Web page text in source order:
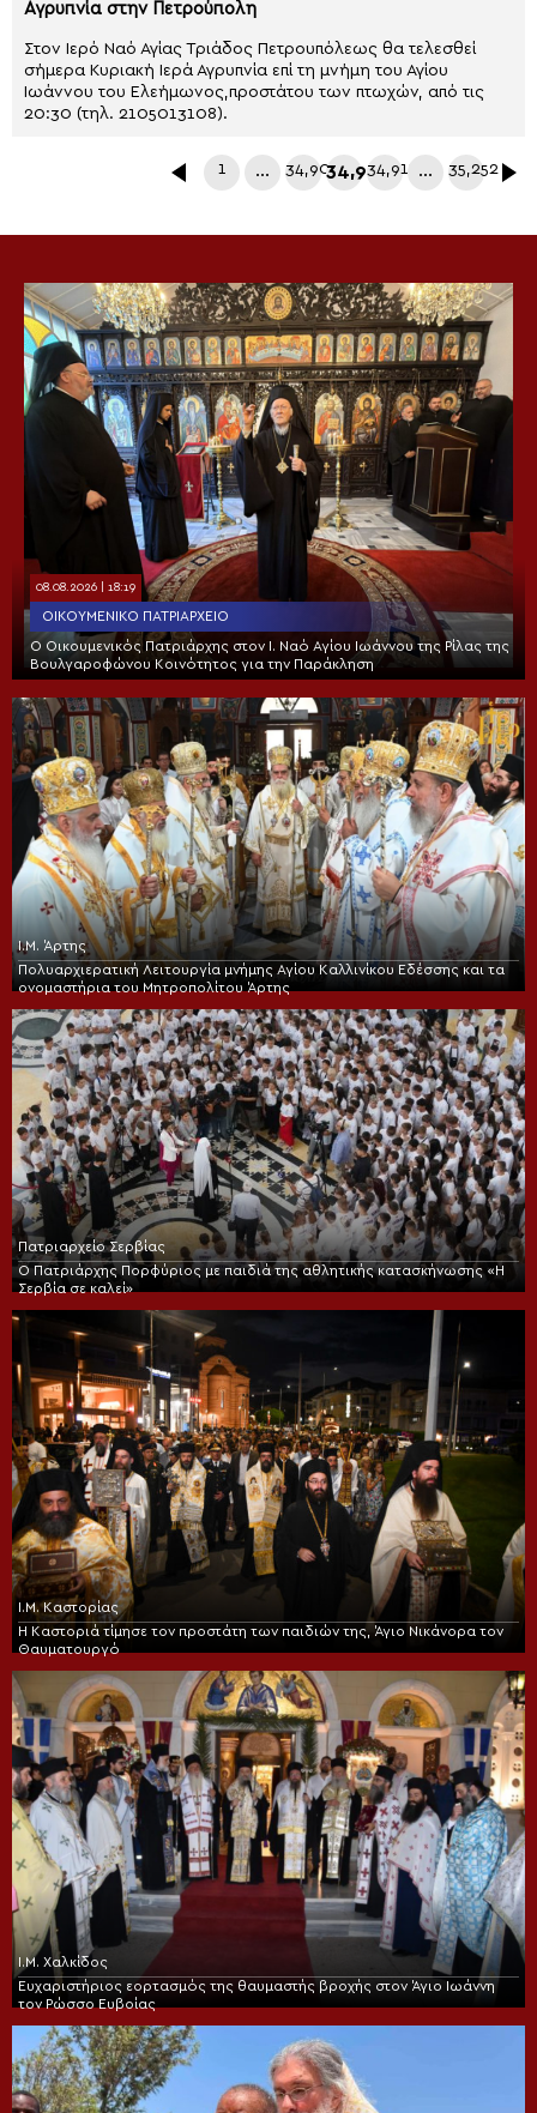
Αγρυπνία στην Πετρούπολη
Στον Ιερό Ναό Αγίας Τριάδος Πετρουπόλεως θα τελεσθεί
σήμερα Κυριακή Ιερά Αγρυπνία επί τη μνήμη του Αγίου
Ιωάννου του Ελεήμωνος,προστάτου των πτωχών, από τις
20:30 (τηλ. 2105013108).
1 … 34,90934,91034,911 … 35,252
08.08.2026 | 18:19
ΟΙΚΟΥΜΕΝΙΚΌ ΠΑΤΡΙΑΡΧΕΊΟ
Ο Οικουμενικός Πατριάρχης στον I. Ναό Αγίου Ιωάννου της Ρίλας της
Βουλγαροφώνου Κοινότητος για την Παράκληση
Ι.Μ. Άρτης
Πολυαρχιερατική Λειτουργία μνήμης Αγίου Καλλινίκου Εδέσσης και τα
ονομαστήρια του Μητροπολίτου Άρτης
Πατριαρχείο Σερβίας
Ο Πατριάρχης Πορφύριος με παιδιά της αθλητικής κατασκήνωσης «Η
Σερβία σε καλεί»
Ι.Μ. Καστορίας
Η Καστοριά τίμησε τον προστάτη των παιδιών της, Άγιο Νικάνορα τον
Θαυματουργό
Ι.Μ. Χαλκίδος
Ευχαριστήριος εορτασμός της θαυμαστής βροχής στον Άγιο Ιωάννη
τον Ρώσσο Ευβοίας